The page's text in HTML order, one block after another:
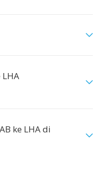
ke LHA di